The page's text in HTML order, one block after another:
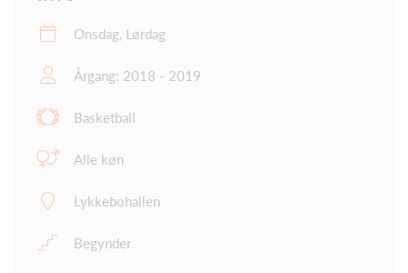
Onsdag, Lørdag
Årgang: 2018 - 2019
Basketball
Alle køn
Lykkebohallen
Begynder